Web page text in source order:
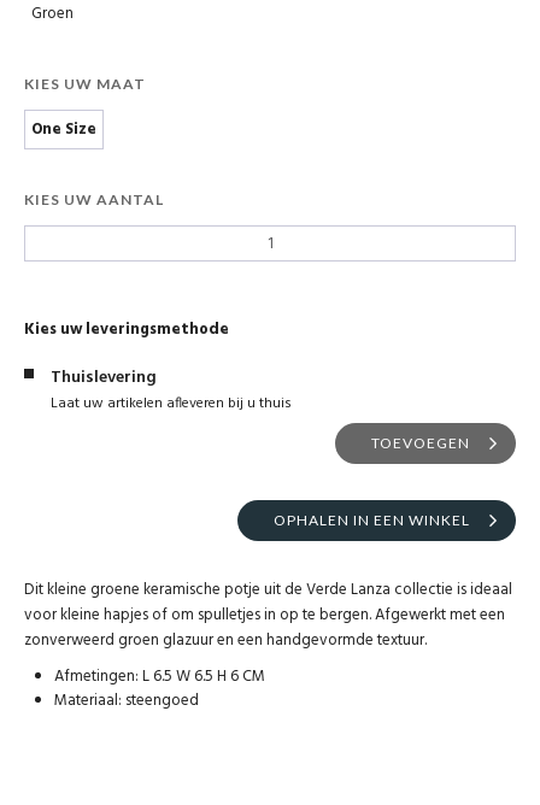
Groen
KIES UW MAAT
One Size
KIES UW AANTAL
Kies uw leveringsmethode
Thuislevering
Laat uw artikelen afleveren bij u thuis
TOEVOEGEN
OPHALEN IN EEN WINKEL
Dit kleine groene keramische potje uit de Verde Lanza collectie is ideaal
voor kleine hapjes of om spulletjes in op te bergen. Afgewerkt met een
zonverweerd groen glazuur en een handgevormde textuur.
Afmetingen: L 6.5 W 6.5 H 6 CM
Materiaal: steengoed